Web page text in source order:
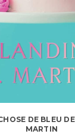
DE BLEU
MARTIN